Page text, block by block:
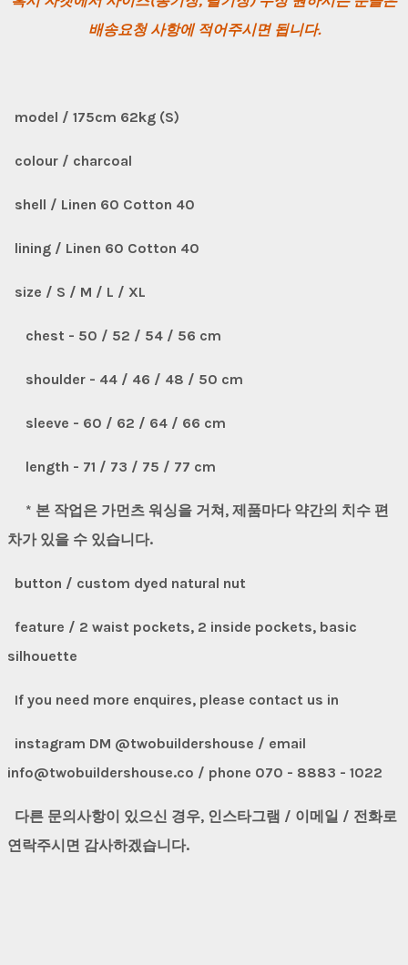
배송요청 사항에 적어주시면 됩니다.
model / 175cm 62kg (S)
colour / charcoal
shell / Linen 60 Cotton 40
lining / Linen 60 Cotton 40
size / S / M / L / XL
chest - 50 / 52 / 54 / 56 cm
shoulder - 44 / 46 / 48 / 50 cm
sleeve - 60 / 62 / 64 / 66 cm
length - 71 / 73 / 75 / 77 cm
* 본 작업은 가먼츠 워싱을 거쳐, 제품마다 약간의 치수 편
차가 있을 수 있습니다.
button / custom dyed natural nut
feature / 2 waist pockets, 2 inside pockets, basic
silhouette
If you need more enquires, please contact us in
instagram DM @twobuildershouse / email
info@twobuildershouse.co / phone 070 - 8883 - 1022
다른 문의사항이 있으신 경우, 인스타그램 / 이메일 / 전화로
연락주시면 감사하겠습니다.